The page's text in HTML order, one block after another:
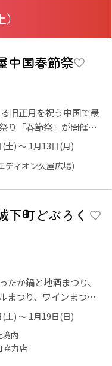
）
中国春節祭
旧正月を祝う中国で最
り「春節祭」が開催さ
なイベントが盛りだく
...
土) ～ 1月13日(月)
ディオン久屋広場)
下町どぶろく
たか鍋と地酒まつり、
まつり、ワインまつり
います。頑張れ東北！
北...
土) ～ 1月19日(日)
内
力店